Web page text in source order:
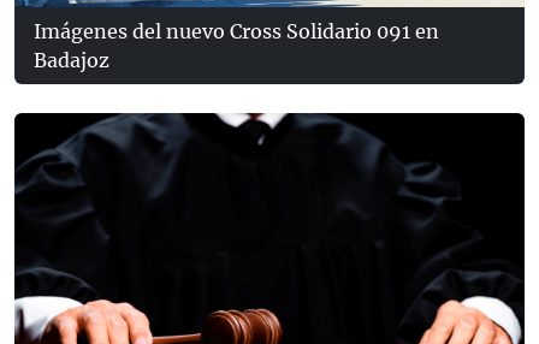
Imágenes del nuevo Cross Solidario 091 en
Badajoz